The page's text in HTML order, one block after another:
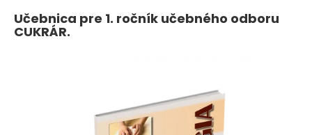
Učebnica pre 1. ročník učebného odboru
CUKRÁR.